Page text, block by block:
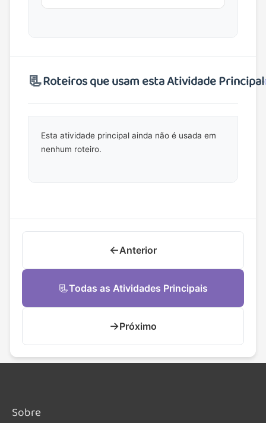
📃Roteiros que usam esta Atividade Principal
Esta atividade principal ainda não é usada em
nenhum roteiro.
←Anterior
📃Todas as Atividades Principais
→Próximo
Sobre